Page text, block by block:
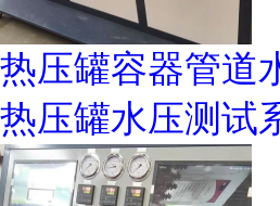
热压罐容器管道
热压罐水压测试